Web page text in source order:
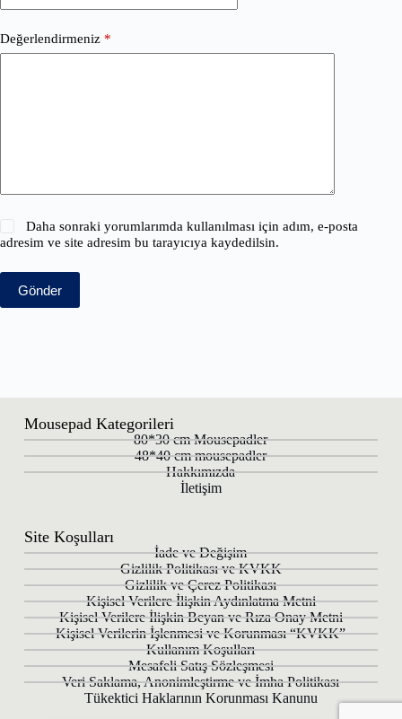
Değerlendirmeniz *
Daha sonraki yorumlarımda kullanılması için adım, e-posta
adresim ve site adresim bu tarayıcıya kaydedilsin.
Gönder
Mousepad Kategorileri
80*30 cm Mousepadler
48*40 cm mousepadler
Hakkımızda
İletişim
Site Koşulları
İade ve Değişim
Gizlilik Politikası ve KVKK
Gizlilik ve Çerez Politikası
Kişisel Verilere İlişkin Aydınlatma Metni
Kişisel Verilere İlişkin Beyan ve Rıza Onay Metni
Kişisel Verilerin İşlenmesi ve Korunması “KVKK”
Kullanım Koşulları
Mesafeli Satış Sözleşmesi
Veri Saklama, Anonimleştirme ve İmha Politikası
Tükektici Haklarının Korunması Kanunu